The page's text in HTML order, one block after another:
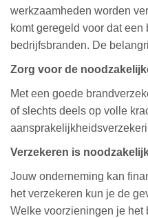
werkzaamheden worden
komt geregeld voor dat
bedrijfsbranden. De
Zorg voor de
Met een goede
of slechts deels op volle
Verzekeren is
Jouw onderneming kan
het verzekeren kun je de
Welke voorzieningen je het